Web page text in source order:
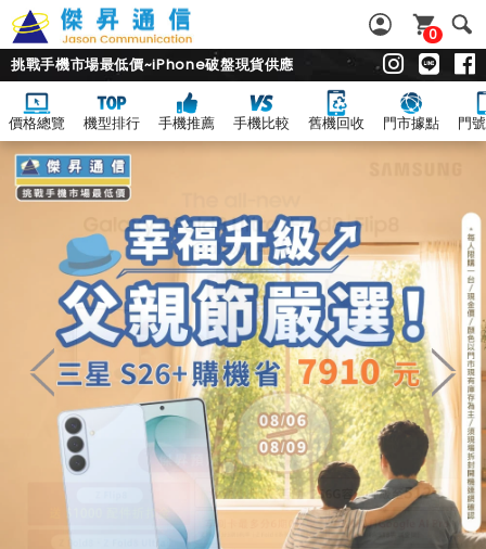
0
挑戰手機市場最低價~iPhone破盤現貨供應
價格總覽 機型排行 手機推薦 手機比較 舊機回收 門市據點 門